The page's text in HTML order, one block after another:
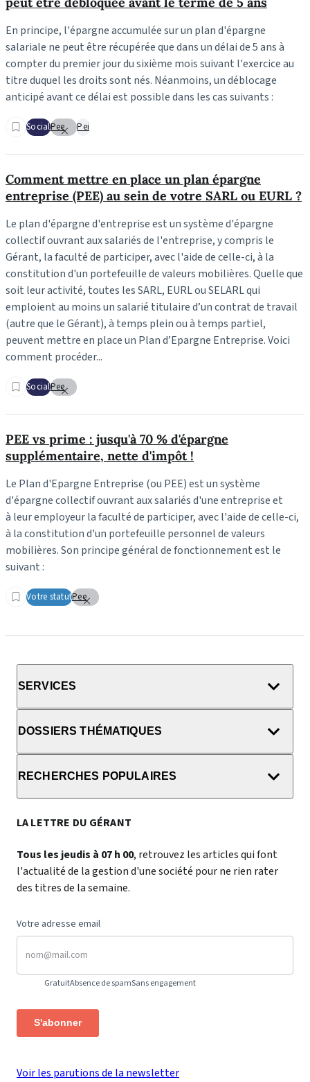
En principe, l'épargne accumulée sur un plan d'épargne
salariale ne peut être récupérée que dans un délai de 5 ans à
compter du premier jour du sixième mois suivant l'exercice au
titre duquel les droits sont nés. Néanmoins, un déblocage
anticipé avant ce délai est possible dans les cas suivants :
SocialPee Pei
Comment mettre en place un plan épargne
entreprise (PEE) au sein de votre SARL ou EURL ?
Le plan d'épargne d'entreprise est un système d'épargne
collectif ouvrant aux salariés de l'entreprise, y compris le
Gérant, la faculté de participer, avec l'aide de celle-ci, à la
constitution d'un portefeuille de valeurs mobilières. Quelle que
soit leur activité, toutes les SARL, EURL ou SELARL qui
emploient au moins un salarié titulaire d’un contrat de travail
(autre que le Gérant), à temps plein ou à temps partiel,
peuvent mettre en place un Plan d’Epargne Entreprise. Voici
comment procéder...
SocialPee
PEE vs prime : jusqu'à 70 % d'épargne
supplémentaire, nette d'impôt !
Le Plan d'Epargne Entreprise (ou PEE) est un système
d'épargne collectif ouvrant aux salariés d'une entreprise et
à leur employeur la faculté de participer, avec l'aide de celle-ci,
à la constitution d'un portefeuille personnel de valeurs
mobilières. Son principe général de fonctionnement est le
suivant :
Votre statutPee
SERVICES
DOSSIERS THÉMATIQUES
RECHERCHES POPULAIRES
LA LETTRE DU GÉRANT
Tous les jeudis à 07 h 00, retrouvez les articles qui font
l'actualité de la gestion d'une société pour ne rien rater
des titres de la semaine.
Votre adresse email
GratuitAbsence de spamSans engagement
S'abonner
Voir les parutions de la newsletter